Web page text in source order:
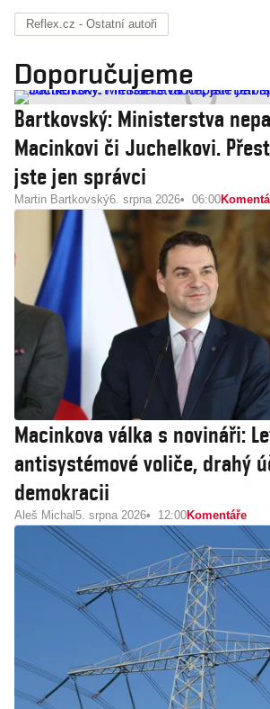
Reflex.cz - Ostatní autoři
Doporučujeme
Bartkovský: Ministerstva
Macinkovi či Juchelkovi.
jste jen správci
Martin Bartkovský6. srpna 2026 06:00
Macinkova válka s novináři:
antisystémové voliče, drahý
demokracii
Aleš Michal 5. srpna 2026 12:00Komentáře